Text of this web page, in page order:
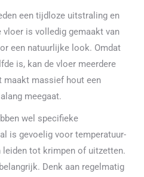
een tijdloze uitstraling en
vloer is volledig gemaakt van
een natuurlijke look. Omdat
is, kan de vloer meerdere
maakt massief hout een
meegaat.
wel specifieke
is gevoelig voor temperatuur-
tot krimpen of uitzetten.
Denk aan regelmatig